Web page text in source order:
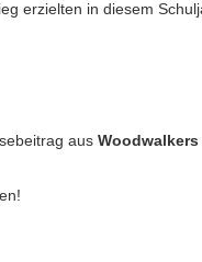
erzielten in diesem
aus